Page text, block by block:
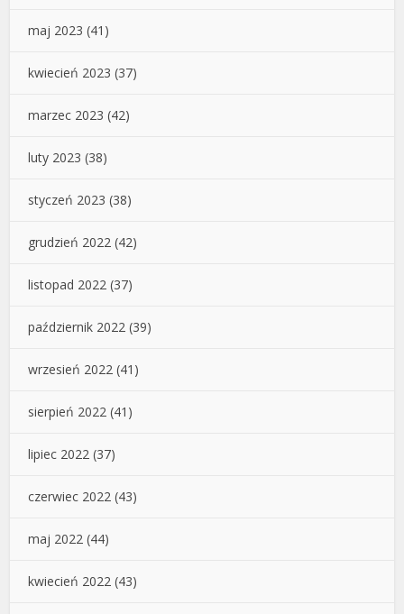
maj 2023 (41)
kwiecień 2023 (37)
marzec 2023 (42)
luty 2023 (38)
styczeń 2023 (38)
grudzień 2022 (42)
listopad 2022 (37)
październik 2022 (39)
wrzesień 2022 (41)
sierpień 2022 (41)
lipiec 2022 (37)
czerwiec 2022 (43)
maj 2022 (44)
kwiecień 2022 (43)